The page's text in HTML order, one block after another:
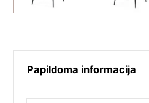
Papildoma informacija